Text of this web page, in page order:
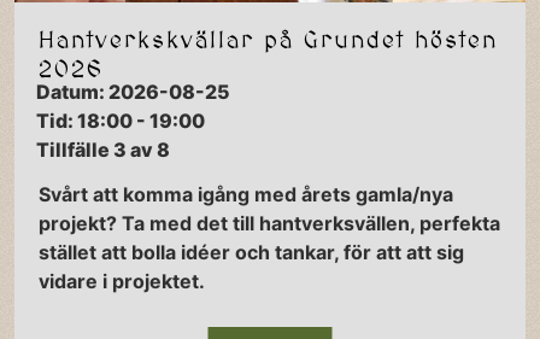
Hantverkskvällar på Grundet hösten
2026
Datum: 2026-08-25
Tid: 18:00 - 19:00
Tillfälle 3 av 8
Svårt att komma igång med årets gamla/nya
projekt? Ta med det till hantverksvällen, perfekta
stället att bolla idéer och tankar, för att att sig
vidare i projektet.